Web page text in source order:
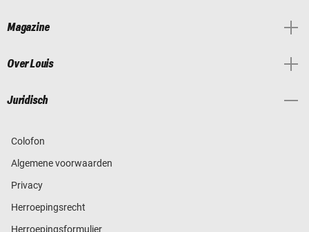
Magazine
Over Louis
Juridisch
Colofon
Algemene voorwaarden
Privacy
Herroepingsrecht
Herroepingsformulier